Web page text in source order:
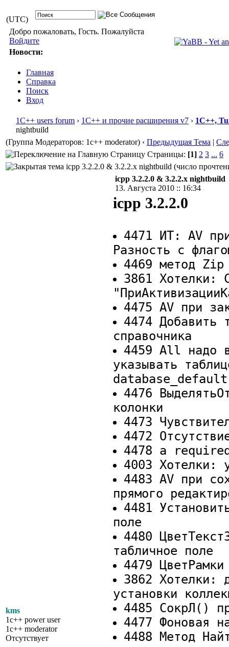
(UTC)
Добро пожаловать, Гость. Пожалуйста
Войдите
Новости:
Главная
Справка
Поиск
Вход
1С++ users forum › 1С++ и прочие расширения v7 › 1С++,
nightbuild
(Группа Модераторов: 1c++ moderator) ‹ Предыдущая Тема |
Страницы: [1] 2 3 ... 6
icpp 3.2.2.0 & 3.2.2.x nightbuild (число
kms
1c++ power user
1c++ moderator
Отсутствует
icpp 3.2.2.0 & 3.2.2.x nightbuild
13. Августа 2010 :: 16:34
icpp 3.2.2.0
4471 ИТ: AV
Разность с
4469 метод
3861 Хотелки:
4475 AV при
4474 Добавить
справочника
4459 All надо
указывать
database_default
4476
колонки
4473
4472
4478 a
4003 Хотелки:
4483 AV при
прямого
4481
поле
4480
табличное поле
4479
3862 Хотелки:
установки
4485 СокрЛ()
4477 Фоновая
4488 Метод